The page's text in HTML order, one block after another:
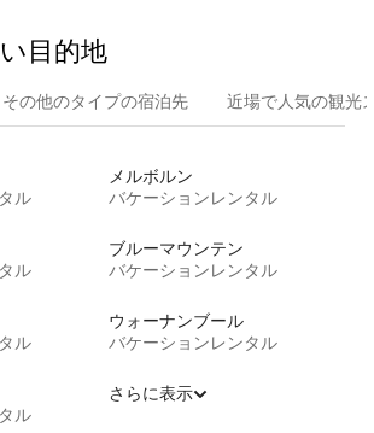
目⁠的⁠地
その他のタ⁠イ⁠プ⁠の宿⁠泊⁠先 近場で人気の観光
ル
メルボルン
バケーションレンタル
ル
ブルーマウンテン
バケーションレンタル
ル
ウォーナンブール
バケーションレンタル
ル
さらに表示